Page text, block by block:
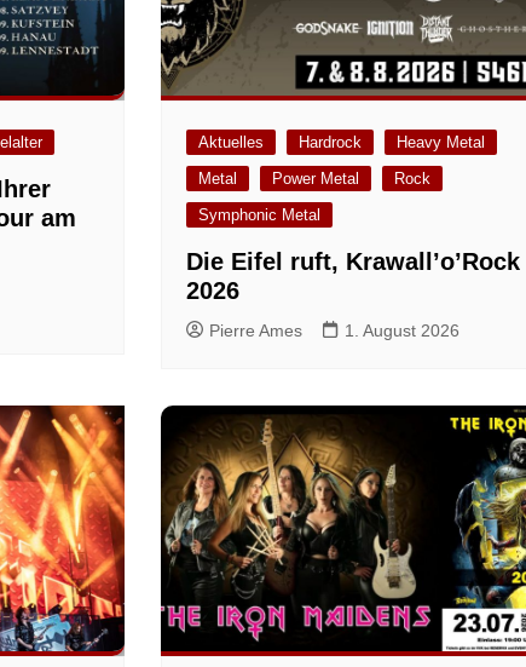
am
Aktuelles Hardrock
Heavy Metal
Metal
Power Metal
Rock
Symphonic Metal
Die Eifel ruft, Krawall’o’Rock
2026
Pierre Ames 1. August 2026